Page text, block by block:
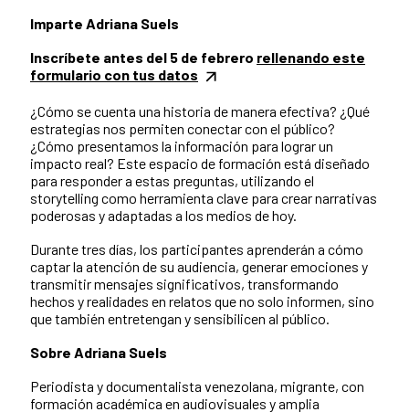
Imparte Adriana Suels
Inscríbete antes del 5 de febrero rellenando este
formulario con tus datos
¿Cómo se cuenta una historia de manera efectiva? ¿Qué
estrategias nos permiten conectar con el público?
¿Cómo presentamos la información para lograr un
impacto real? Este espacio de formación está diseñado
para responder a estas preguntas, utilizando el
storytelling como herramienta clave para crear narrativas
poderosas y adaptadas a los medios de hoy.
Durante tres días, los participantes aprenderán a cómo
captar la atención de su audiencia, generar emociones y
transmitir mensajes significativos, transformando
hechos y realidades en relatos que no solo informen, sino
que también entretengan y sensibilicen al público.
Sobre Adriana Suels
Periodista y documentalista venezolana, migrante, con
formación académica en audiovisuales y amplia